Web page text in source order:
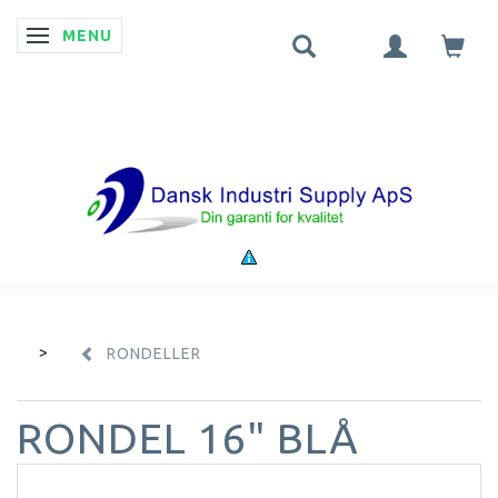
SKIFTE NAVIGATION
MENU
RONDELLER
RONDEL 16" BLÅ